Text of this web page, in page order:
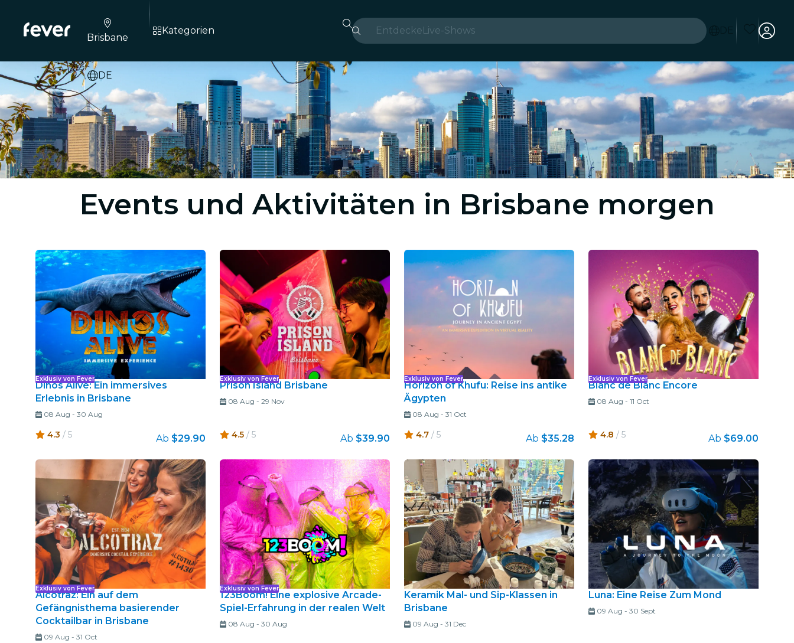
EntdeckeLive-Shows
Candlelight
London
Erlebnisse und Städte
São Paulo
Seoul
Konzerte
Restaurants
Brisbane
DE
Kategorien
Events und Aktivitäten in Brisbane morgen
Exklusiv von Fever
Dinos Alive: Ein immersives
Erlebnis in Brisbane
08 Aug - 30 Aug
4.3 / 5 Ab $29.90
Exklusiv von Fever
Prison Island Brisbane
08 Aug - 29 Nov
4.5 / 5 Ab $39.90
Exklusiv von Fever
Horizon of Khufu: Reise ins antike
Ägypten
08 Aug - 31 Oct
4.7 / 5 Ab $35.28
Exklusiv von Fever
Blanc de Blanc Encore
08 Aug - 11 Oct
4.8 / 5 Ab $69.00
Exklusiv von Fever
Alcotraz: Ein auf dem
Gefängnisthema basierender
Cocktailbar in Brisbane
09 Aug - 31 Oct
Exklusiv von Fever
123Boom! Eine explosive Arcade-
Spiel-Erfahrung in der realen Welt
08 Aug - 30 Aug
Keramik Mal- und Sip-Klassen in
Brisbane
09 Aug - 31 Dec
Luna: Eine Reise Zum Mond
09 Aug - 30 Sept